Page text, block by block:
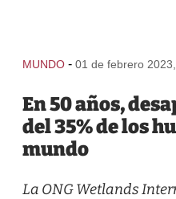
MUNDO - 01 de febrero
En 50 años,
del 35% de los
mundo
La ONG Wetlands